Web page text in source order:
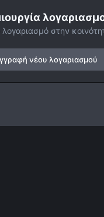
στην
νέου λογαριασμού